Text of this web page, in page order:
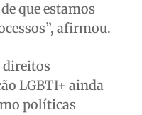
que estamos
afirmou.
direitos
LGBTI+ ainda
políticas